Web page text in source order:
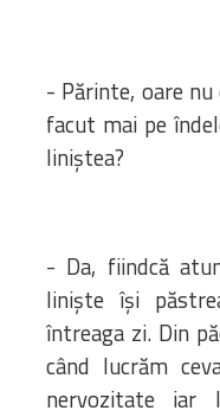
- Părinte, oare
facut mai pe
liniştea?
- Da, fiindcă
linişte îşi
întreaga zi. Din
când lucrăm
nervozitate iar